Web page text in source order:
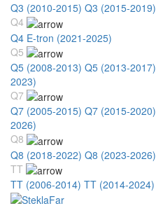
Q3 (2010-2015) Q3 (2015-2019)
Q4
Q4 E-tron (2021-2025)
Q5
Q5 (2008-2013) Q5 (2013-2017)
2023)
Q7
Q7 (2005-2015) Q7 (2015-2020)
2026)
Q8
Q8 (2018-2022) Q8 (2023-2026)
TT
TT (2006-2014) TT (2014-2024)